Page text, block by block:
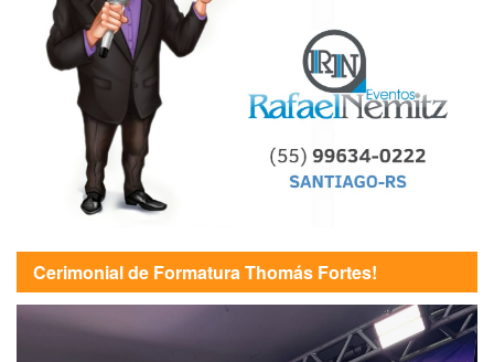
Cerimonial de Formatura Thomás Fortes!